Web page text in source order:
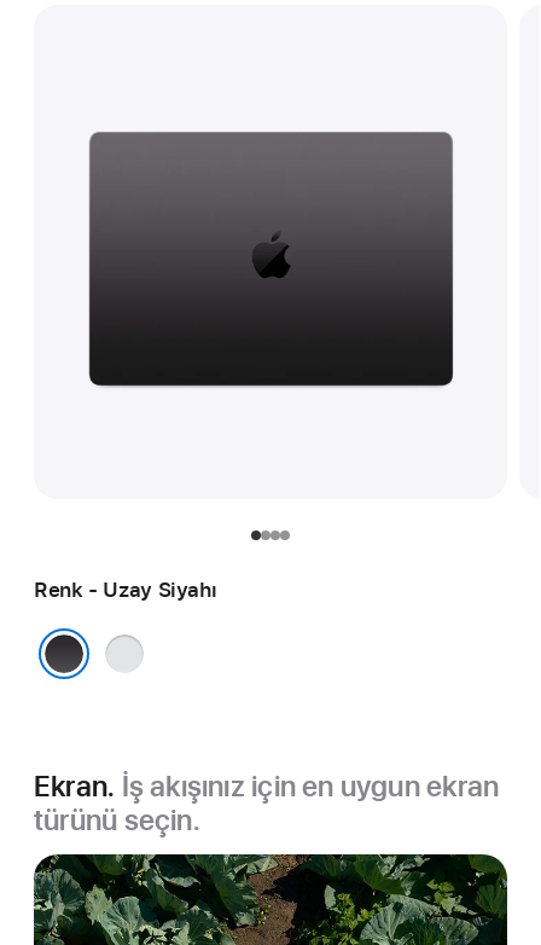
Renk - Uzay Siyahı
Gümüş
Ekran. İş akışınız için en uygun ekran
türünü seçin.